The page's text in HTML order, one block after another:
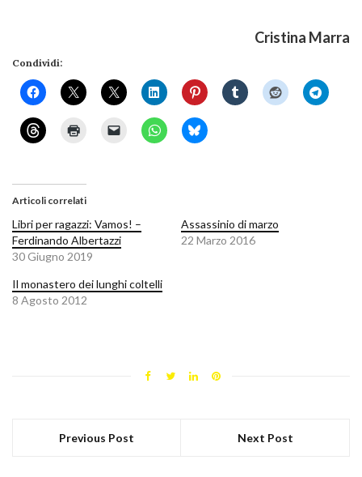
Cristina Marra
Condividi:
Articoli correlati
Libri per ragazzi: Vamos! –
Ferdinando Albertazzi
30 Giugno 2019
Assassinio di marzo
22 Marzo 2016
Il monastero dei lunghi coltelli
8 Agosto 2012
Previous Post Next Post